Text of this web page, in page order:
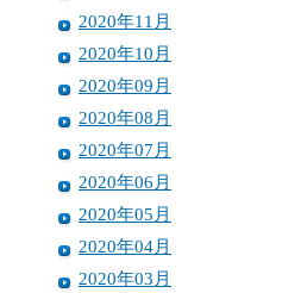
2020年11月
2020年10月
2020年09月
2020年08月
2020年07月
2020年06月
2020年05月
2020年04月
2020年03月